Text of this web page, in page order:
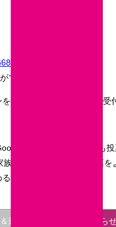
できます。
決める最終審査の投票を受
アカウントから誰でも投
や友達も誘ってぜひ投票を
のはみなさんです!!
最終審査投票開始のお知ら